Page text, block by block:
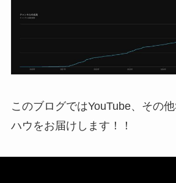
このブログではYouTube、その
ハウをお届けします！！